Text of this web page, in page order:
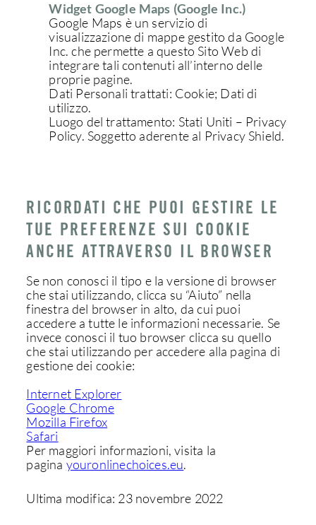
Widget Google Maps (Google Inc.)
Google Maps è un servizio di
visualizzazione di mappe gestito da Google
Inc. che permette a questo Sito Web di
integrare tali contenuti all’interno delle
proprie pagine.
Dati Personali trattati: Cookie; Dati di
utilizzo.
Luogo del trattamento: Stati Uniti – Privacy
Policy. Soggetto aderente al Privacy Shield.
RICORDATI CHE PUOI GESTIRE LE
TUE PREFERENZE SUI COOKIE
ANCHE ATTRAVERSO IL BROWSER
Se non conosci il tipo e la versione di browser
che stai utilizzando, clicca su “Aiuto” nella
finestra del browser in alto, da cui puoi
accedere a tutte le informazioni necessarie. Se
invece conosci il tuo browser clicca su quello
che stai utilizzando per accedere alla pagina di
gestione dei cookie:
Internet Explorer
Google Chrome
Mozilla Firefox
Safari
Per maggiori informazioni, visita la
pagina youronlinechoices.eu.
Ultima modifica: 23 novembre 2022